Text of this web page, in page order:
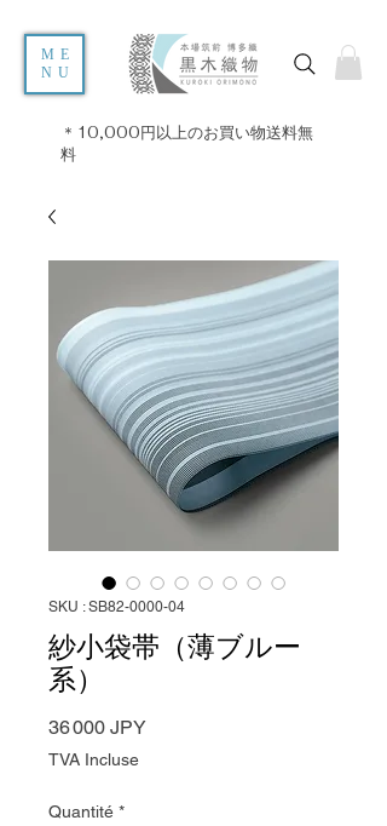
ME
NU
＊10,000円以上のお買い物送料無
料
SKU : SB82-0000-04
紗小袋帯（薄ブルー
系）
36 000 JPYPrix
TVA Incluse
Quantité *